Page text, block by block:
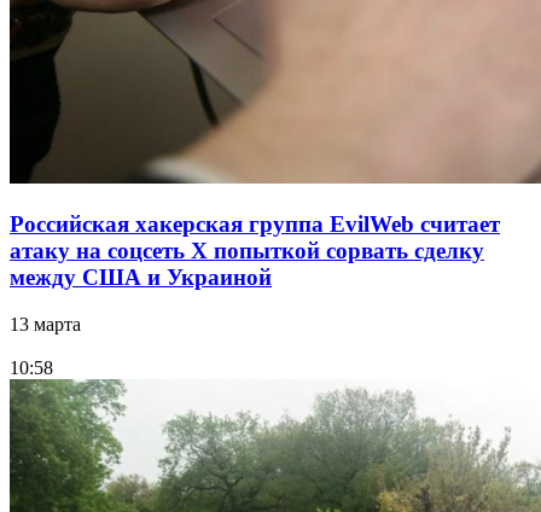
Российская хакерская группа EvilWeb считает
атаку на соцсеть Х попыткой сорвать сделку
между США и Украиной
13 марта
10:58